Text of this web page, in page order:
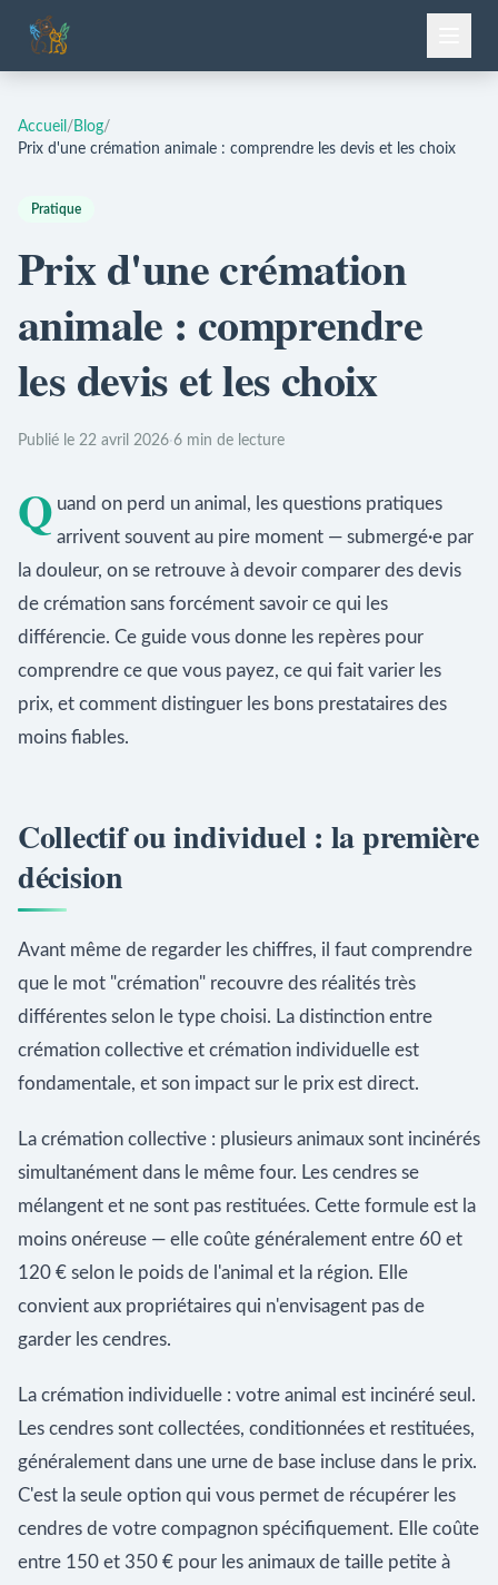
Accueil / Blog/
Prix d'une crémation animale : comprendre les devis et les choix
Pratique
Prix d'une crémation
animale : comprendre
les devis et les choix
Publié le 22 avril 2026·6 min de lecture
Q uand on perd un animal, les questions pratiques
arrivent souvent au pire moment — submergé·e par
la douleur, on se retrouve à devoir comparer des devis
de crémation sans forcément savoir ce qui les
différencie. Ce guide vous donne les repères pour
comprendre ce que vous payez, ce qui fait varier les
prix, et comment distinguer les bons prestataires des
moins fiables.
Collectif ou individuel : la première
décision
Avant même de regarder les chiffres, il faut comprendre
que le mot "crémation" recouvre des réalités très
différentes selon le type choisi. La distinction entre
crémation collective et crémation individuelle est
fondamentale, et son impact sur le prix est direct.
La crémation collective : plusieurs animaux sont incinérés
simultanément dans le même four. Les cendres se
mélangent et ne sont pas restituées. Cette formule est la
moins onéreuse — elle coûte généralement entre 60 et
120 € selon le poids de l'animal et la région. Elle
convient aux propriétaires qui n'envisagent pas de
garder les cendres.
La crémation individuelle : votre animal est incinéré seul.
Les cendres sont collectées, conditionnées et restituées,
généralement dans une urne de base incluse dans le prix.
C'est la seule option qui vous permet de récupérer les
cendres de votre compagnon spécifiquement. Elle coûte
entre 150 et 350 € pour les animaux de taille petite à